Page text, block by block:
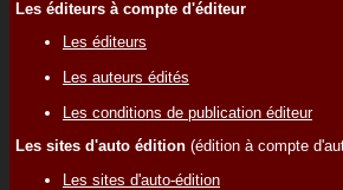
Les éditeurs à compte d'éditeur
Les éditeurs
Les auteurs édités
Les conditions de publication éditeur
Les sites d'auto édition (édition à compte
Les sites d'auto-édition